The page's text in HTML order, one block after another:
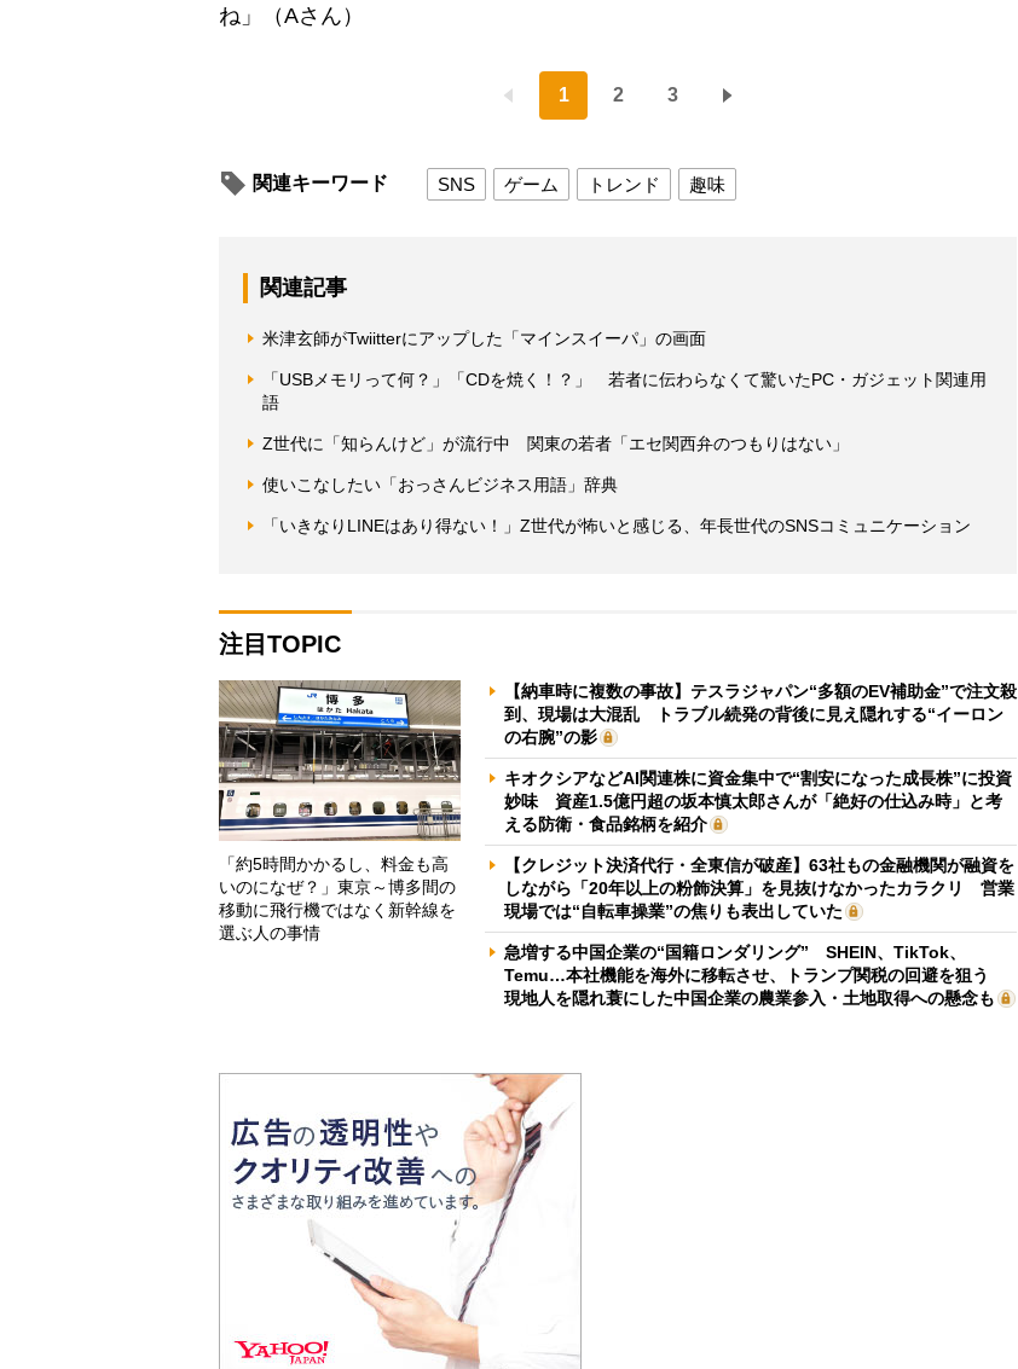
ね」（Aさん）
1 2 3
関連キーワード SNS ゲーム トレンド 趣味
関連記事
米津玄師がTwiitterにアップした「マインスイーパ」の画面
「USBメモリって何？」「CDを焼く！？」 若者に伝わらなくて驚いたPC・ガジェット関連用
語
Z世代に「知らんけど」が流行中 関東の若者「エセ関西弁のつもりはない」
使いこなしたい「おっさんビジネス用語」辞典
「いきなりLINEはあり得ない！」Z世代が怖いと感じる、年長世代のSNSコミュニケーション
注目TOPIC
「約5時間かかるし、料金も高
いのになぜ？」東京～博多間の
移動に飛行機ではなく新幹線を
選ぶ人の事情
【納車時に複数の事故】テスラジャパン“多額のEV補助金”で注文殺
到、現場は大混乱 トラブル続発の背後に見え隠れする“イーロン
の右腕”の影
キオクシアなどAI関連株に資金集中で“割安になった成長株”に投資
妙味 資産1.5億円超の坂本慎太郎さんが「絶好の仕込み時」と考
える防衛・食品銘柄を紹介
【クレジット決済代行・全東信が破産】63社もの金融機関が融資を
しながら「20年以上の粉飾決算」を見抜けなかったカラクリ 営業
現場では“自転車操業”の焦りも表出していた
急増する中国企業の“国籍ロンダリング” SHEIN、TikTok、
Temu…本社機能を海外に移転させ、トランプ関税の回避を狙う
現地人を隠れ蓑にした中国企業の農業参入・土地取得への懸念も